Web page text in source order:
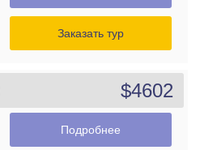
Заказать тур
$4602
Подробнее